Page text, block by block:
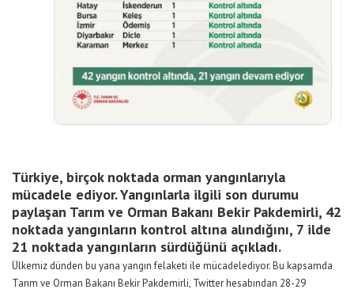
Türkiye, birçok noktada orman yangınlarıyla
mücadele ediyor. Yangınlarla ilgili son durumu
paylaşan Tarım ve Orman Bakanı Bekir Pakdemirli, 42
noktada yangınların kontrol altına alındığını, 7 ilde
21 noktada yangınların sürdüğünü açıkladı.
Ülkemiz dünden bu yana yangın felaketi ile mücadelediyor. Bu kapsamda
Tarım ve Orman Bakanı Bekir Pakdemirli, Twitter hesabından 28-29